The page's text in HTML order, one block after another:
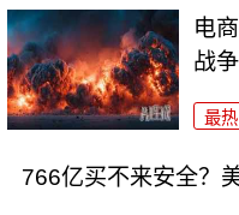
电
战
最热
766亿买不来安全？